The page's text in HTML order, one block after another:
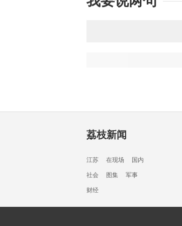
荔枝新闻
江苏 在现场 国内
社会 图集 军事
财经